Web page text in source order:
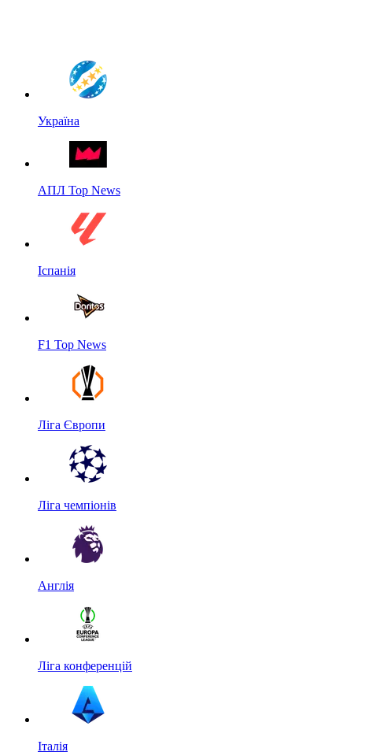
Україна
АПЛ Top News
Іспанія
F1 Top News
Ліга Європи
Ліга чемпіонів
Англія
Ліга конференцій
Італія